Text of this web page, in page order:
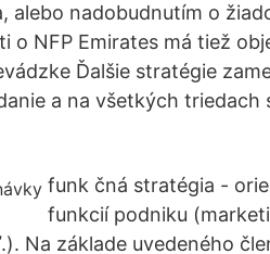
alebo nadobudnutím o
o NFP Emirates má tiež
Ďalšie stratégie
a na všetkých
funk čná stratégia -
funkcií podniku
Na základe uvedeného